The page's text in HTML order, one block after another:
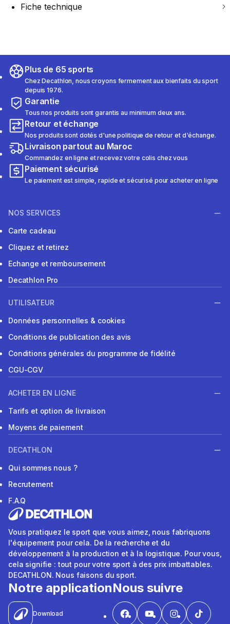
Fiche technique
Plus de 65 sports
Chez Decathlon, nous croyons fermement aux bienfaits du sport
depuis 1976.
Garantie
Tous nos produits sont garantis au minimum deux ans.
Retour et échange
Nos produits sont dotés d'une politique de retour et d'échange.
Livraison partout au Maroc
Commandez en ligne et recevez votre colis chez vous
Paiement sécurisé
Le paiement est simple, rapide et sécurisé pour acheter en ligne
NOS SERVICES
Carte cadeau
Cliquez et retirez
Echange et remboursement
Decathlon Pro
UTILISATEUR
Données personnelles & cookies
Conditions de publication des avis
Conditions générales du programme de fidélité
CGU-CGV
ACHETER EN LIGNE
Tarifs et option de livraison
Moyens de paiement
DECATHLON
Qui sommes nous ?
Recrutement
F.A.Q
Vous pratiquez le sport que vous aimez, nous fabriquons
l'équipement pour cela. De la recherche et du
développement à la production et à la logistique. Pour vous,
cela signifie : tout pour votre sport à des prix imbattables.
DECATHLON. Nous faisons du sport.
Notre application
Download
Nous suivre